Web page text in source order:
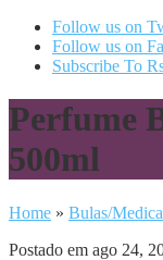
Follow us on
Follow us on
Subscribe To
Perfume
500ml
Home » Bulas/
Postado em ago 24,